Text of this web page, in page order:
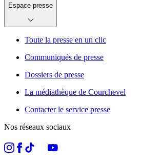
Espace presse
Toute la presse en un clic
Communiqués de presse
Dossiers de presse
La médiathèque de Courchevel
Contacter le service presse
Nos réseaux sociaux